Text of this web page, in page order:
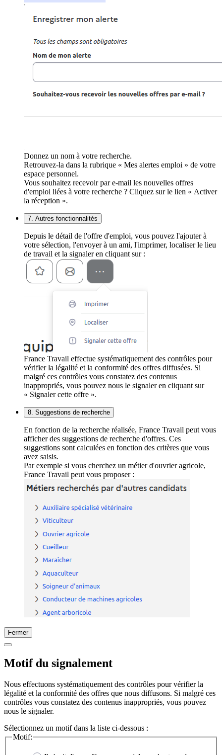
Donnez un nom à votre recherche.
Retrouvez-la dans la rubrique « Mes alertes emploi » de votre
espace personnel.
Vous souhaitez recevoir par e-mail les nouvelles offres
d'emploi liées à votre recherche ? Cliquez sur le lien « Activer
la réception ».
7. Autres fonctionnalités
Depuis le détail de l'offre d'emploi, vous pouvez l'ajouter à
votre sélection, l'envoyer à un ami, l'imprimer, localiser le lieu
de travail et la signaler en cliquant sur :
France Travail effectue systématiquement des contrôles pour
vérifier la légalité et la conformité des offres diffusées. Si
malgré ces contrôles vous constatez des contenus
inappropriés, vous pouvez nous le signaler en cliquant sur
« Signaler cette offre ».
8. Suggestions de recherche
En fonction de la recherche réalisée, France Travail peut vous
afficher des suggestions de recherche d'offres. Ces
suggestions sont calculées en fonction des critères que vous
avez saisis.
Par exemple si vous cherchez un métier d'ouvrier agricole,
France Travail peut vous proposer :
Fermer
Motif du signalement
Nous effectuons systématiquement des contrôles pour vérifier la
légalité et la conformité des offres que nous diffusons. Si malgré ces
contrôles vous constatez des contenus inappropriés, vous pouvez
nous le signaler.
Sélectionnez un motif dans la liste ci-dessous :
Motif: